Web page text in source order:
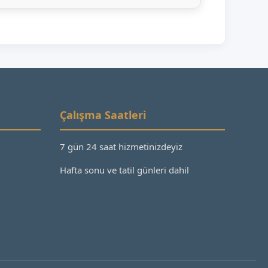
Çalışma Saatleri
7 gün 24 saat hizmetinizdeyiz
Hafta sonu ve tatil günleri dahil